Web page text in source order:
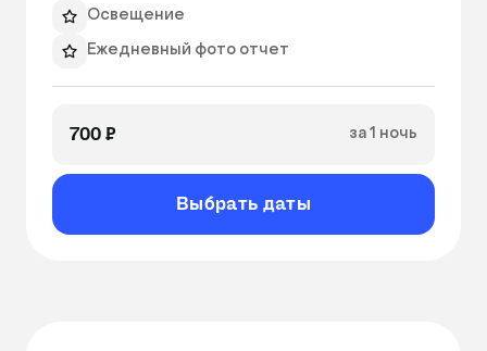
Освещение
Ежедневный фото отчет
Индивидуальный режим кормления
700 ₽ за 1 ночь
Выбрать даты